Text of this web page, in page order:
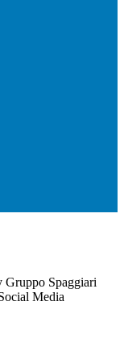
Gruppo Spaggiari
Media